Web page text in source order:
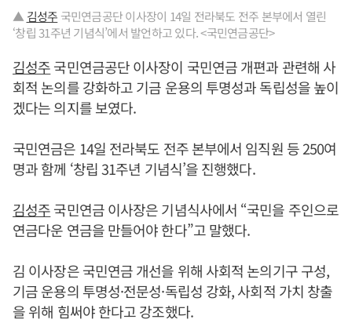
▲ 김성주 국민연금공단 이사장이 14일 전라북도 전주 본부에서 열린
‘창립 31주년 기념식’에서 발언하고 있다. <국민연금공단>
김성주국민연금공단 이사장이 국민연금 개편과 관련해 사
회적 논의를 강화하고 기금 운용의 투명성과 독립성을 높이
겠다는 의지를 보였다.
국민연금은 14일 전라북도 전주 본부에서 임직원 등 250여
명과 함께 ‘창립 31주년 기념식’을 진행했다.
김성주국민연금 이사장은 기념식사에서 “국민을 주인으로
연금다운 연금을 만들어야 한다”고 말했다.
김 이사장은 국민연금 개선을 위해 사회적 논의기구 구성,
기금 운용의 투명성·전문성·독립성 강화, 사회적 가치 창출
을 위해 힘써야 한다고 강조했다.